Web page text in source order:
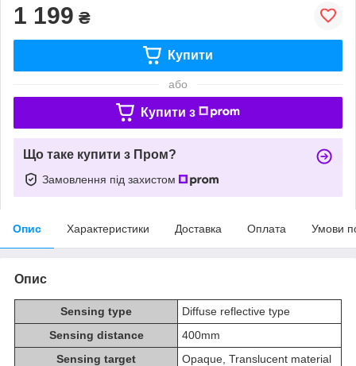
1 199 ₴
Купити
або
Купити з
Що таке купити з Пром?
Замовлення під захистом
Опис Характеристики Доставка Оплата Умови
Опис
Sensing type
Diffuse reflective type
Sensing distance
400mm
Sensing target
Opaque, Translucent material